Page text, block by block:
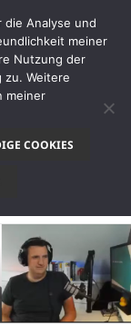
Analyse und
meiner
Nutzung der
zu. Weitere
meiner
COOKIES